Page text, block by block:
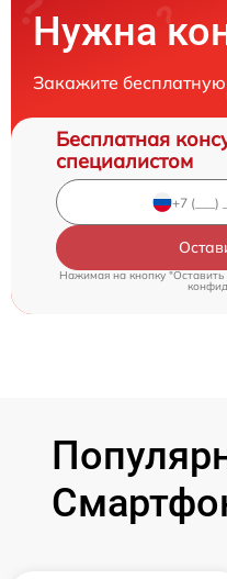
Нужна
Закажите
Бесплатная
специалистом
Нажимая на кнопку "Оставить